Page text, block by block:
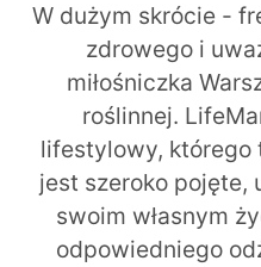
W dużym skrócie -
zdrowego i
miłośniczka
roślinnej.
lifestylowy, którego
jest szeroko pojęte,
swoim własnym
odpowiedniego